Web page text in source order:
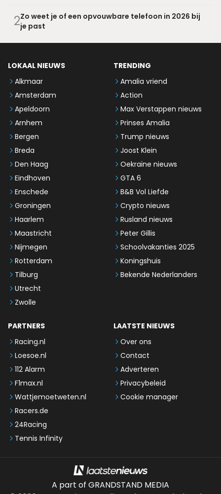
2Zo weet je of een opvouwbare telefoon in 2026 bij
je past
LOKAAL NIEUWS
Alkmaar
Amsterdam
Apeldoorn
Arnhem
Bergen
Breda
Den Haag
Eindhoven
Enschede
Groningen
Haarlem
Maastricht
Nijmegen
Rotterdam
Tilburg
Utrecht
Zwolle
TRENDING
Amalia vriend
Action
Max Verstappen nieuws
Prinses Amalia
Trump nieuws
Joost Klein
Oekraïne nieuws
GTA 6
B&B Vol Liefde
Crypto nieuws
Rusland nieuws
Peter Gillis
Schoolvakanties 2025
Koningshuis
Bekende Nederlanders
PARTNERS
Racing.nl
Loesoe.nl
112 Alarm
F1max.nl
Wattjemoetweten.nl
Racers.de
24Racing
Tennis Infinity
LAATSTE NIEUWS
Over ons
Contact
Adverteren
Privacybeleid
Cookie manager
A part of GRANDSTAND MEDIA